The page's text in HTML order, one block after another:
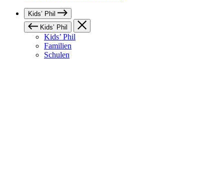
Kids’ Phil
Kids’ Phil
Kids’ Phil
Familien
Schulen